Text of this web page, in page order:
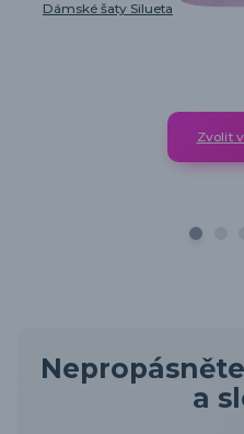
Dámské šaty Silueta
Zvolit
a